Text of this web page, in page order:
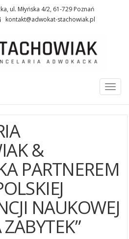
ul. Młyńska 4/2, 61-729 Poznań
kontakt@adwokat-stachowiak.pl
&
PARTNEREM
NAUKOWEJ